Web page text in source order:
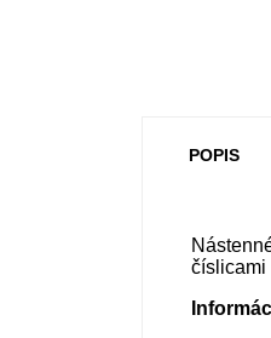
POPIS
číslicami